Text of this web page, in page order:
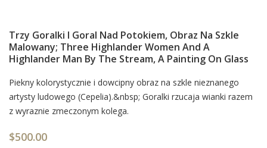
Trzy Goralki I Goral Nad Potokiem, Obraz Na Szkle
Malowany; Three Highlander Women And A
Highlander Man By The Stream, A Painting On Glass
Card
List
Article
Piekny kolorystycznie i dowcipny obraz na szkle nieznanego
artysty ludowego (Cepelia).&nbsp; Goralki rzucaja wianki razem
z wyraznie zmeczonym kolega.
$500.00